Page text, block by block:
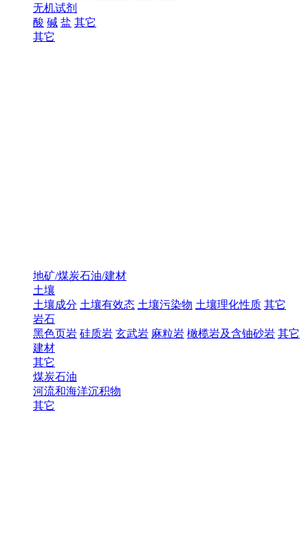
无机试剂
酸 碱 盐 其它
其它
地矿/煤炭石油/建材
土壤
土壤成分 土壤有效态 土壤污染物 土壤理化性质 其它
岩石
黑色页岩 硅质岩 玄武岩 麻粒岩 橄榄岩及含铀砂岩 其它
建材
其它
煤炭石油
河流和海洋沉积物
其它